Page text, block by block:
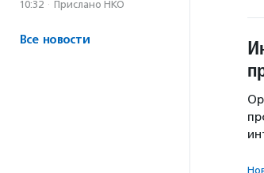
10:32 · Прислано НКО
Все новости